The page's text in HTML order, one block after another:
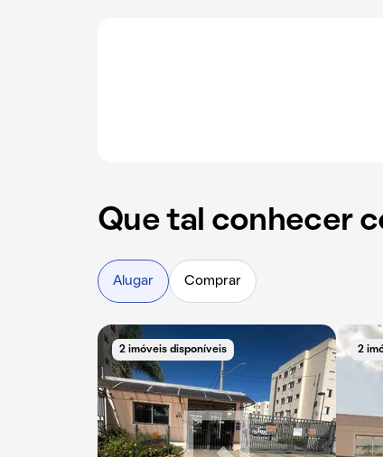
Que tal conhecer
Alugar Comprar
2 imóveis disponíveis 2